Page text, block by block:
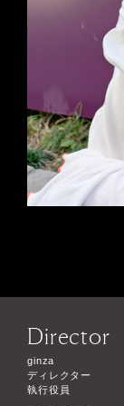
Director
ginza
ディレクター
執行役員